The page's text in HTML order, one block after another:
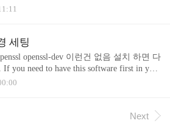
세팅
openssl-dev 이런건 없음 설치 하면 다
you need to have this software first in your
usr/local/opt/openssl/bin:$PATH"' >>
템 커맨드 말고 설치한 커맨드로 변경 echo
Next